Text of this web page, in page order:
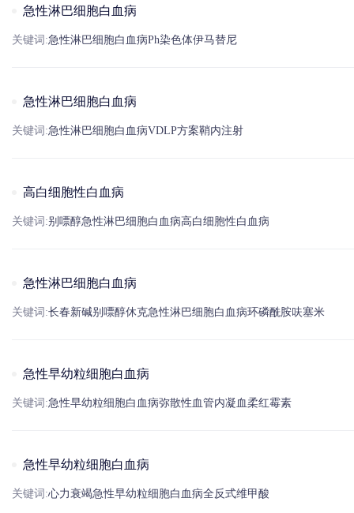
急性淋巴细胞白血病
关键词:急性淋巴细胞白血病Ph染色体伊马替尼
急性淋巴细胞白血病
关键词:急性淋巴细胞白血病VDLP方案鞘内注射
高白细胞性白血病
关键词:别嘌醇急性淋巴细胞白血病高白细胞性白血病
急性淋巴细胞白血病
关键词:长春新碱别嘌醇休克急性淋巴细胞白血病环磷酰胺呋塞米
急性早幼粒细胞白血病
关键词:急性早幼粒细胞白血病弥散性血管内凝血柔红霉素
急性早幼粒细胞白血病
关键词:心力衰竭急性早幼粒细胞白血病全反式维甲酸